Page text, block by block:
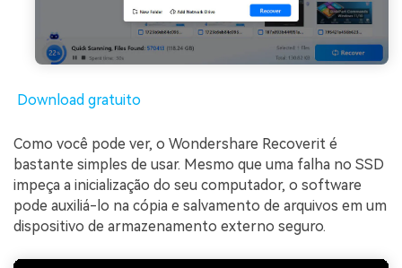
Download gratuito
Como você pode ver, o Wondershare Recoverit é
bastante simples de usar. Mesmo que uma falha no SSD
impeça a inicialização do seu computador, o software
pode auxiliá-lo na cópia e salvamento de arquivos em um
dispositivo de armazenamento externo seguro.